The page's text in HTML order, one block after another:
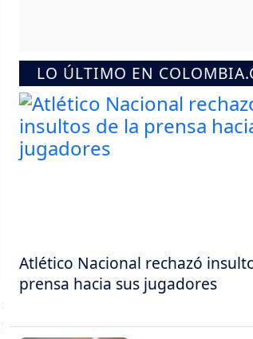
LO ÚLTIMO EN
Atlético Nacional rechazó
prensa hacia sus jugadores